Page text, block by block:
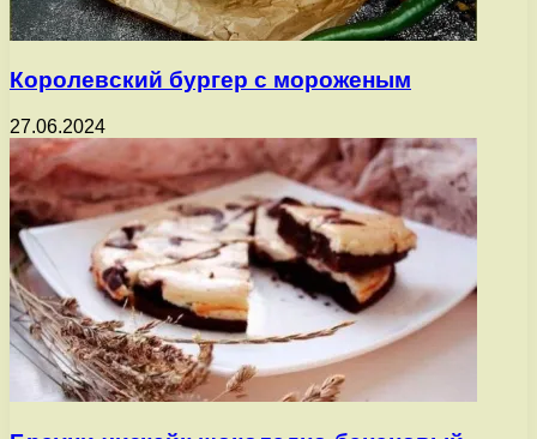
Королевский бургер с мороженым
27.06.2024